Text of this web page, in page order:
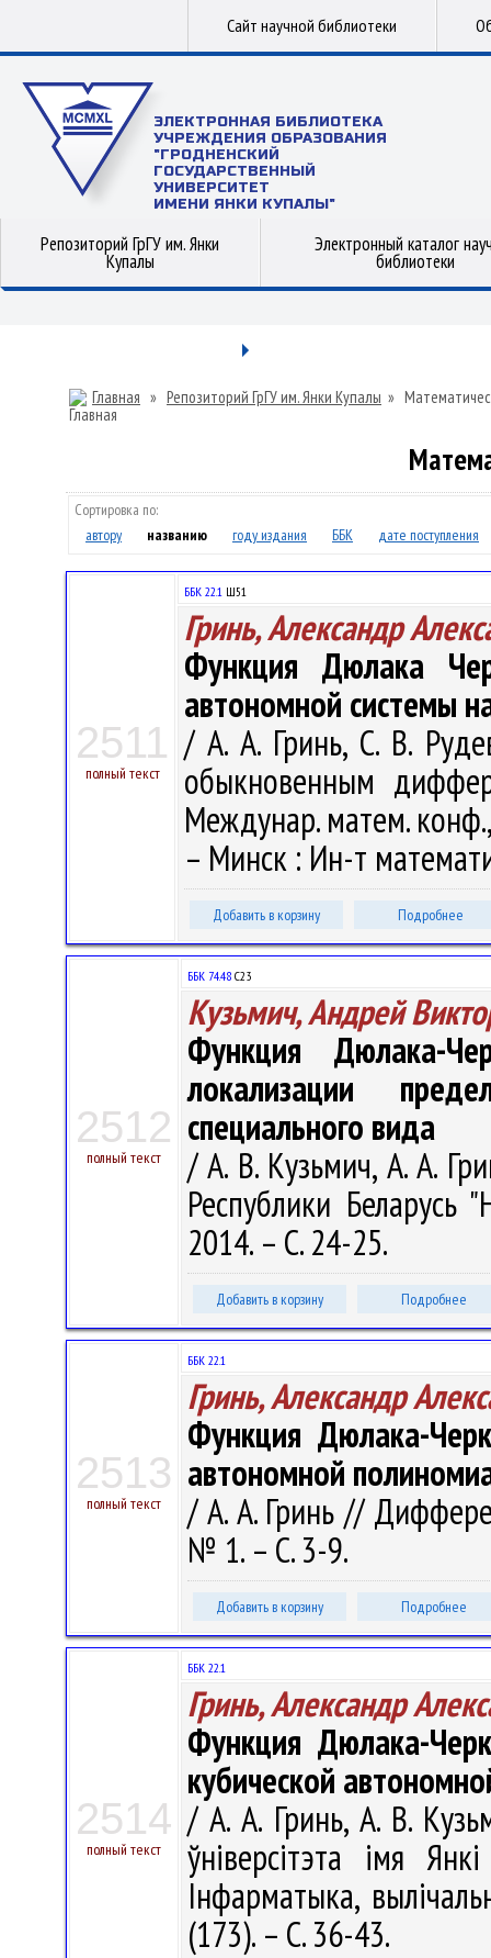
Сайт научной библиотеки
ЭЛЕКТРОННАЯ БИБЛИОТЕКА
УЧРЕЖДЕНИЯ ОБРАЗОВАНИЯ
"ГРОДНЕНСКИЙ
ГОСУДАРСТВЕННЫЙ
УНИВЕРСИТЕТ
ИМЕНИ ЯНКИ КУПАЛЫ"
Репозиторий ГрГУ им. Янки
Купалы
Электронный каталог
библиотеки
Главная » Репозиторий ГрГУ им. Янки Купалы »
Сортировка по:
автору
названию году издания ББК дате поступления
2511
полный текст
ББК 22.1 Ш51
Гринь, Александр
Функция Дюлака
автономной системы
/ А. А. Гринь, С. В.
обыкновенным
Междунар. матем.
– Минск : Ин-т
Добавить в корзину Подробнее
2512
полный текст
ББК 74.48 С23
Кузьмич, Андрей
Функция Дюлака-
локализации
специального вида
/ А. В. Кузьмич, А. А.
Республики
2014. – С. 24-25.
Добавить в корзину Подробнее
2513
полный текст
ББК 22.1
Гринь, Александр
Функция Дюлака-
автономной
/ А. А. Гринь //
№ 1. – С. 3-9.
Добавить в корзину Подробнее
2514
полный текст
ББК 22.1
Гринь, Александр
Функция Дюлака-
кубической
/ А. А. Гринь, А. В.
ўніверсітэта імя
Інфарматыка,
(173). – С. 36-43.